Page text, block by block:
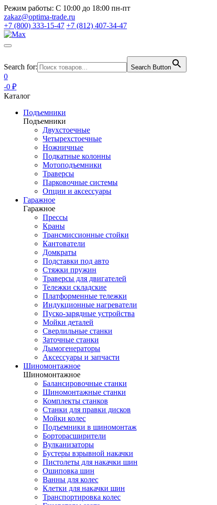
Режим работы: С 10:00 до 18:00 пн-пт
zakaz@optima-trade.ru
+7 (800) 333-15-47 +7 (812) 407-34-47
Search for: Search Button
0
-0 ₽
Каталог
Подъемники
Подъемники
Двухстоечные
Четырехстоечные
Ножничные
Подкатные колонны
Мотоподъемники
Траверсы
Парковочные системы
Опции и аксессуары
Гаражное
Гаражное
Прессы
Краны
Трансмиссионные стойки
Кантователи
Домкраты
Подставки под авто
Стяжки пружин
Траверсы для двигателей
Тележки складские
Платформенные тележки
Индукционные нагреватели
Пуско-зарядные устройства
Мойки деталей
Сверлильные станки
Заточные станки
Дымогенераторы
Аксессуары и запчасти
Шиномонтажное
Шиномонтажное
Балансировочные станки
Шиномонтажные станки
Комплекты станков
Станки для правки дисков
Мойки колес
Подъемники в шиномонтаж
Борторасширители
Вулканизаторы
Бустеры взрывной накачки
Пистолеты для накачки шин
Ошиповка шин
Ванны для колес
Клетки для накачки шин
Транспортировка колес